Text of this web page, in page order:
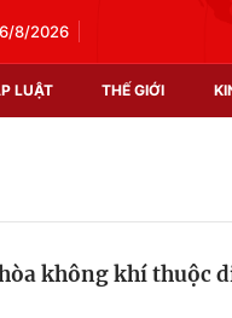
8/2026
LUẬT THẾ GIỚI
không khí thuộc